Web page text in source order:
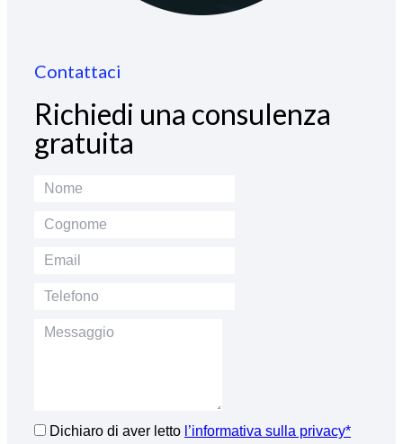
Contattaci
Richiedi una consulenza
gratuita
Dichiaro di aver letto l’informativa sulla privacy*